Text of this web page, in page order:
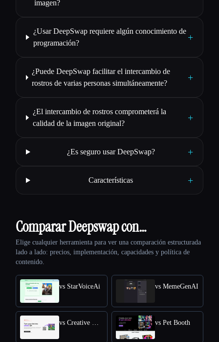
imagen?
¿Usar DeepSwap requiere algún conocimiento de
programación?
+
¿Puede DeepSwap facilitar el intercambio de
rostros de varias personas simultáneamente?
+
¿El intercambio de rostros comprometerá la
calidad de la imagen original?
+
¿Es seguro usar DeepSwap? +
Características +
Comparar Deepswap con…
Elige cualquier herramienta para ver una comparación estructurada
lado a lado: precios, implementación, capacidades y política de
contenido.
vs StarVoiceAi vs MemeGenAI
vs Creative QR codes using AI vs Pet Booth